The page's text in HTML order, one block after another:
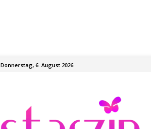
Donnerstag, 6. August 2026